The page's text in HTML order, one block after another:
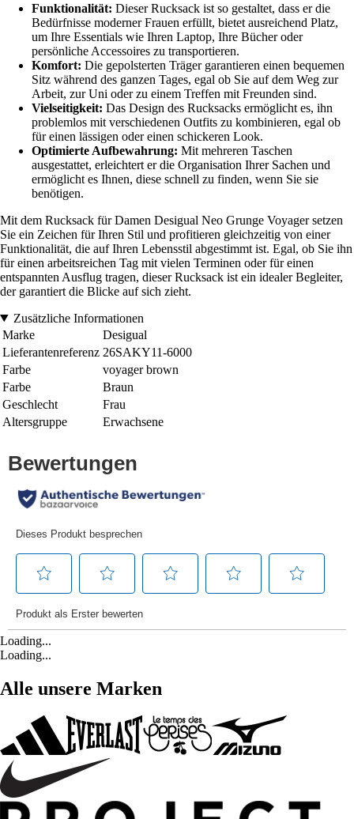
Funktionalität: Dieser Rucksack ist so gestaltet, dass er die
Bedürfnisse moderner Frauen erfüllt, bietet ausreichend Platz,
um Ihre Essentials wie Ihren Laptop, Ihre Bücher oder
persönliche Accessoires zu transportieren.
Komfort: Die gepolsterten Träger garantieren einen bequemen
Sitz während des ganzen Tages, egal ob Sie auf dem Weg zur
Arbeit, zur Uni oder zu einem Treffen mit Freunden sind.
Vielseitigkeit: Das Design des Rucksacks ermöglicht es, ihn
problemlos mit verschiedenen Outfits zu kombinieren, egal ob
für einen lässigen oder einen schickeren Look.
Optimierte Aufbewahrung: Mit mehreren Taschen
ausgestattet, erleichtert er die Organisation Ihrer Sachen und
ermöglicht es Ihnen, diese schnell zu finden, wenn Sie sie
benötigen.
Mit dem Rucksack für Damen Desigual Neo Grunge Voyager setzen
Sie ein Zeichen für Ihren Stil und profitieren gleichzeitig von einer
Funktionalität, die auf Ihren Lebensstil abgestimmt ist. Egal, ob Sie ihn
für einen arbeitsreichen Tag mit vielen Terminen oder für einen
entspannten Ausflug tragen, dieser Rucksack ist ein idealer Begleiter,
der garantiert die Blicke auf sich zieht.
Zusätzliche Informationen
Marke
Desigual
Lieferantenreferenz 26SAKY11-6000
Farbe
voyager brown
Farbe
Braun
Geschlecht
Frau
Altersgruppe
Erwachsene
Loading...
Loading...
Alle unsere Marken